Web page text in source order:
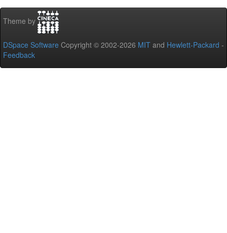
Theme by
DSpace Software Copyright © 2002-2026 MIT and Hewlett-Packard -
Feedback